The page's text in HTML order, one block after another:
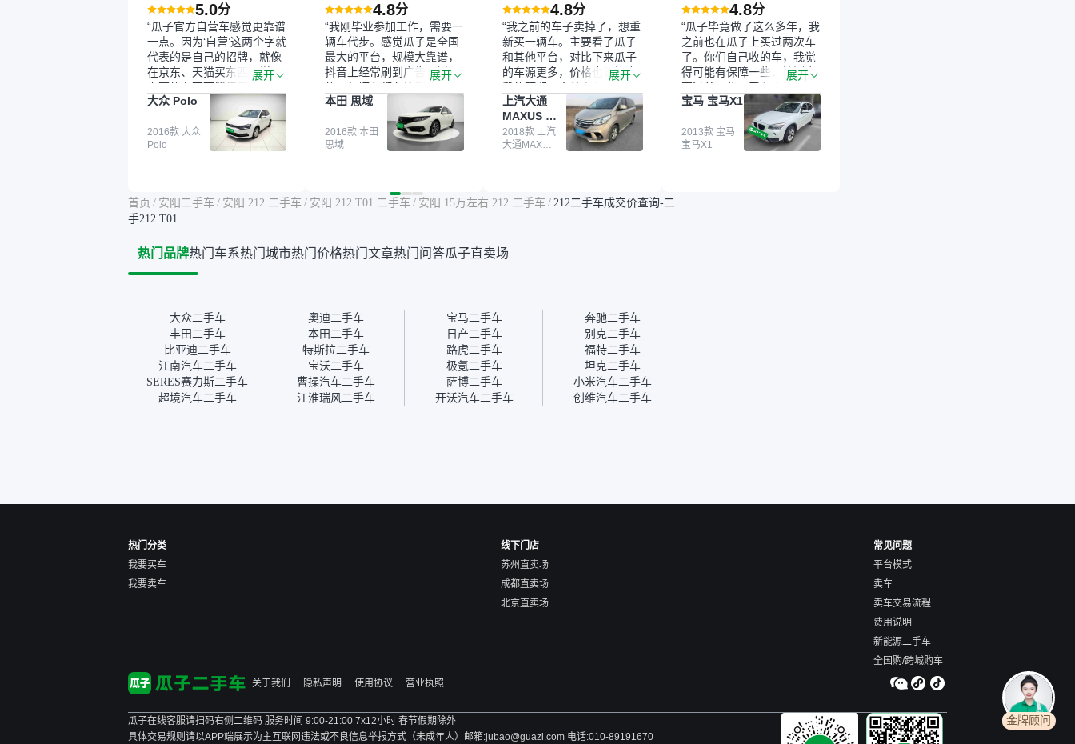
5.0分
“瓜子官方自营车感觉更靠谱
一点。因为‘自营’这两个字就
代表的是自己的招牌，就像
在京东、天猫买东西一样，
自营的东西可能都要好一
点。就是这种刻板印象吧。
一开始买二手车的时候，我
确实有担心过事故车、泡水
车这些问题。瓜子的检测报
况。我拿到你们的信息之
后，自己又在线上去做了一
台），同时也找了朋友帮忙
线下看车。结果跟你们的报
我第一天看车，第二天你们
就约我到店，我第三天去提
的车。去之前我提前跟交接
人员说好，到了之后要当着
我的面再做一次复检，你们
也安排了师傅，服务可以，
速度很快。体验下来自营车
展开
大众 Polo
2016款 大众
Polo
4.8分
“我刚毕业参加工作，需要一
辆车代步。感觉瓜子是全国
最大的平台，规模大靠谱，
抖音上经常刷到广告，挺火
的。每辆车都有检测报告，
这个让我很放心。去外面买
车全凭卖家一张嘴，不敢
买。我买了本田思域，白
色，过户次数少，公里数符
平台，车价贵点也正常，毕
竟有保障。其他平台上很多
多花点钱买个放心。从个人
展开
本田 思域
2016款 本田
思域
4.8分
“我之前的车子卖掉了，想重
新买一辆车。主要看了瓜子
和其他平台，对比下来瓜子
的车源更多，价格也更符合
我的预期。之前卖车来过瓜
子，虽然价格没谈成，但
APP一直留着。瓜子毕竟是
大平台，整体印象还好。我
最终买了一台上汽大通，18
期，这一点很便捷，其他平
心的额外价值。虽然我砍过
为瓜子有质保，车子出小毛
病维修更有保障。”
展开
上汽大通
MAXUS 大
通G10
2018款 上汽
大通MAXUS
4.8分
“瓜子毕竟做了这么多年，我
之前也在瓜子上买过两次车
了。你们自己收的车，我觉
得可能有保障一些，检测会
更过关一些。平台自己收上
来再卖的车，应该更可靠。
我买的是宝马X1，主要看中
它的价格和公里数比较合
适。另外，瓜子承诺无火
展开
宝马 宝马X1
2013款 宝马
宝马X1
首页 / 安阳二手车 / 安阳 212 二手车 / 安阳 212 T01 二手车 / 安阳 15万左右 212 二手车 / 212二手车成交价查询-二
手212 T01
热门品牌热门车系热门城市热门价格热门文章热门问答瓜子直卖场
大众二手车 奥迪二手车 宝马二手车
奔驰二手车
丰田二手车
本田二手车 日产二手车
别克二手车
比亚迪二手车
特斯拉二手车 路虎二手车
福特二手车
江南汽车二手车
宝沃二手车 极氪二手车
坦克二手车
SERES赛力斯二手车
曹操汽车二手车 萨博二手车
小米汽车二手车
超境汽车二手车
江淮瑞风二手车 开沃汽车二手车 创维汽车二手车
热门分类
我要买车
我要卖车
线下门店
苏州直卖场
成都直卖场
北京直卖场
常见问题
平台模式
卖车
卖车交易流程
费用说明
新能源二手车
全国购/跨城购车
关于我们
隐私声明 使用协议 营业执照
瓜子在线客服请扫码右侧二维码 服务时间 9:00-21:00 7x12小时 春节假期除外
具体交易规则请以APP端展示为主 互联网违法或不良信息举报方式（未成年人）邮箱:jubao@guazi.com 电话:010-89191670
金牌顾问